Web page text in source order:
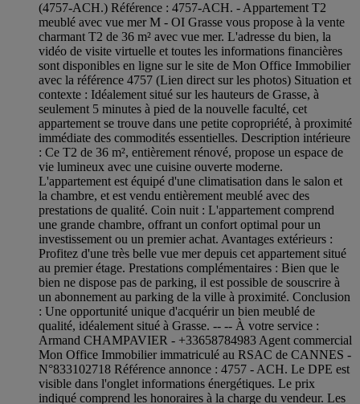
(4757-ACH.) Référence : 4757-ACH. - Appartement T2
meublé avec vue mer M - OI Grasse vous propose à la vente
charmant T2 de 36 m² avec vue mer. L'adresse du bien, la
vidéo de visite virtuelle et toutes les informations financières
sont disponibles en ligne sur le site de Mon Office Immobilier
avec la référence 4757 (Lien direct sur les photos) Situation et
contexte : Idéalement situé sur les hauteurs de Grasse, à
seulement 5 minutes à pied de la nouvelle faculté, cet
appartement se trouve dans une petite copropriété, à proximité
immédiate des commodités essentielles. Description intérieure
: Ce T2 de 36 m², entièrement rénové, propose un espace de
vie lumineux avec une cuisine ouverte moderne.
L'appartement est équipé d'une climatisation dans le salon et
la chambre, et est vendu entièrement meublé avec des
prestations de qualité. Coin nuit : L'appartement comprend
une grande chambre, offrant un confort optimal pour un
investissement ou un premier achat. Avantages extérieurs :
Profitez d'une très belle vue mer depuis cet appartement situé
au premier étage. Prestations complémentaires : Bien que le
bien ne dispose pas de parking, il est possible de souscrire à
un abonnement au parking de la ville à proximité. Conclusion
: Une opportunité unique d'acquérir un bien meublé de
qualité, idéalement situé à Grasse. -- -- À votre service :
Armand CHAMPAVIER - +33658784983 Agent commercial
Mon Office Immobilier immatriculé au RSAC de CANNES -
N°833102718 Référence annonce : 4757 - ACH. Le DPE est
visible dans l'onglet informations énergétiques. Le prix
indiqué comprend les honoraires à la charge du vendeur. Les